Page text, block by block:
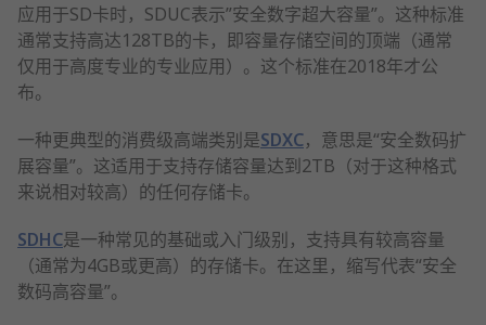
应用于SD卡时，SDUC表示”安全数字超大容量”。这种标准
通常支持高达128TB的卡，即容量存储空间的顶端（通常
仅用于高度专业的专业应用）。这个标准在2018年才公
布。
一种更典型的消费级高端类别是SDXC，意思是“安全数码扩
展容量”。这适用于支持存储容量达到2TB（对于这种格式
来说相对较高）的任何存储卡。
SDHC是一种常见的基础或入门级别，支持具有较高容量
（通常为4GB或更高）的存储卡。在这里，缩写代表“安全
数码高容量”。